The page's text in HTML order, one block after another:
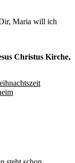
Maria will ich
Christus Kirche,